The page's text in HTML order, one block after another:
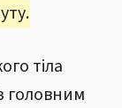
тіла
головним